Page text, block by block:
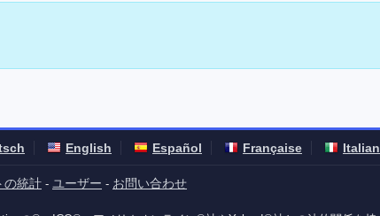
English Español Française
の統計 - ユーザー - お問い合わせ